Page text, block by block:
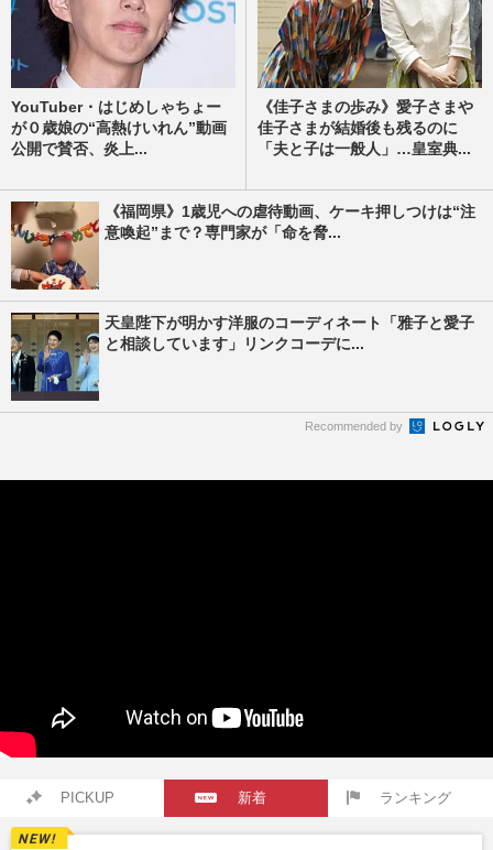
YouTuber・はじめしゃちょー
が０歳娘の“高熱けいれん”動画
公開で賛否、炎上...
《佳子さまの歩み》愛子さまや
佳子さまが結婚後も残るのに
「夫と子は一般人」…皇室典...
《福岡県》1歳児への虐待動画、ケーキ押しつけは“注
意喚起”まで？専門家が「命を脅...
天皇陛下が明かす洋服のコーディネート「雅子と愛子
と相談しています」リンクコーデに...
Recommended by
PICKUP 新着 ランキング